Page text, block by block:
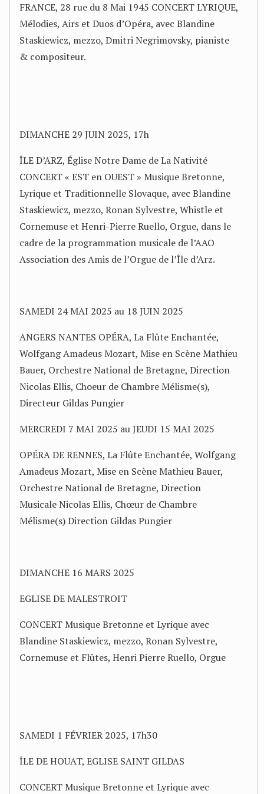
FRANCE, 28 rue du 8 Mai 1945 CONCERT LYRIQUE,
Mélodies, Airs et Duos d’Opéra, avec Blandine
Staskiewicz, mezzo, Dmitri Negrimovsky, pianiste
& compositeur.
DIMANCHE 29 JUIN 2025, 17h
ÎLE D’ARZ, Église Notre Dame de La Nativité
CONCERT « EST en OUEST » Musique Bretonne,
Lyrique et Traditionnelle Slovaque, avec Blandine
Staskiewicz, mezzo, Ronan Sylvestre, Whistle et
Cornemuse et Henri-Pierre Ruello, Orgue, dans le
cadre de la programmation musicale de l’AAO
Association des Amis de l’Orgue de l’Île d’Arz.
SAMEDI 24 MAI 2025 au 18 JUIN 2025
ANGERS NANTES OPÉRA, La Flûte Enchantée,
Wolfgang Amadeus Mozart, Mise en Scène Mathieu
Bauer, Orchestre National de Bretagne, Direction
Nicolas Ellis, Choeur de Chambre Mélisme(s),
Directeur Gildas Pungier
MERCREDI 7 MAI 2025 au JEUDI 15 MAI 2025
OPÉRA DE RENNES, La Flûte Enchantée, Wolfgang
Amadeus Mozart, Mise en Scène Mathieu Bauer,
Orchestre National de Bretagne, Direction
Musicale Nicolas Ellis, Chœur de Chambre
Mélisme(s) Direction Gildas Pungier
DIMANCHE 16 MARS 2025
EGLISE DE MALESTROIT
CONCERT Musique Bretonne et Lyrique avec
Blandine Staskiewicz, mezzo, Ronan Sylvestre,
Cornemuse et Flûtes, Henri Pierre Ruello, Orgue
SAMEDI 1 FÉVRIER 2025, 17h30
ÎLE DE HOUAT, EGLISE SAINT GILDAS
CONCERT Musique Bretonne et Lyrique avec